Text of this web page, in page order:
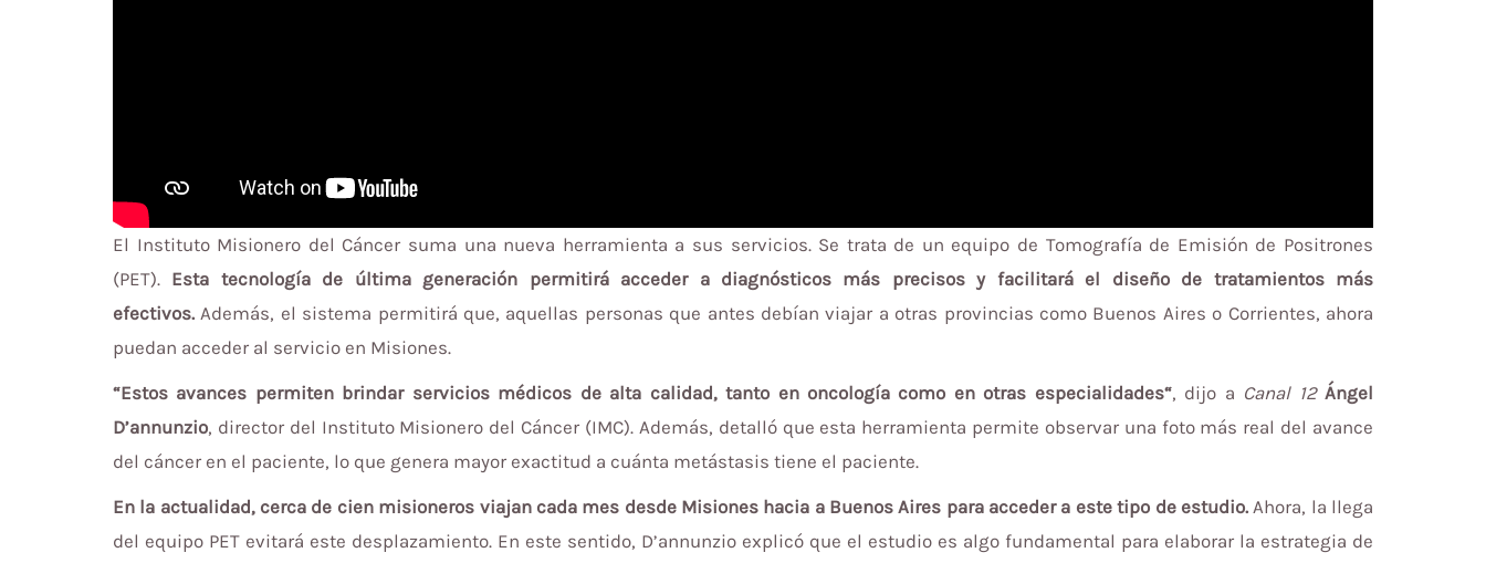
El Instituto Misionero del Cáncer suma una nueva herramienta a sus servicios. Se trata de un equipo de Tomografía de Emisión de Positrones
(PET). Esta tecnología de última generación permitirá acceder a diagnósticos más precisos y facilitará el diseño de tratamientos más
efectivos. Además, el sistema permitirá que, aquellas personas que antes debían viajar a otras provincias como Buenos Aires o Corrientes, ahora
puedan acceder al servicio en Misiones.
“Estos avances permiten brindar servicios médicos de alta calidad, tanto en oncología como en otras especialidades“, dijo a Canal 12 Ángel
D’annunzio, director del Instituto Misionero del Cáncer (IMC). Además, detalló que esta herramienta permite observar una foto más real del avance
del cáncer en el paciente, lo que genera mayor exactitud a cuánta metástasis tiene el paciente.
En la actualidad, cerca de cien misioneros viajan cada mes desde Misiones hacia a Buenos Aires para acceder a este tipo de estudio.Ahora, la llega
del equipo PET evitará este desplazamiento. En este sentido, D’annunzio explicó que el estudio es algo fundamental para elaborar la estrategia de